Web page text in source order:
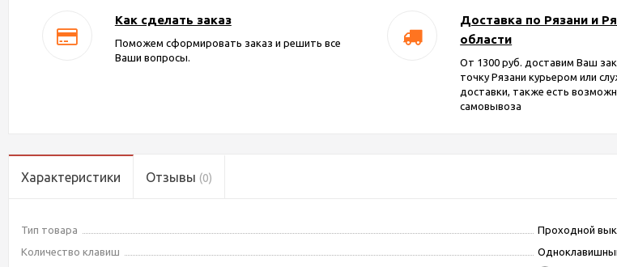
Как сделать заказ
Поможем сформировать заказ и решить все
Ваши вопросы.
Доставка по Рязани и
области
От 1300 руб. доставим Ваш
точку Рязани курьером или
доставки, также есть
самовывоза
Характеристики Отзывы (0)
Тип товара
Проходной
Количество клавиш